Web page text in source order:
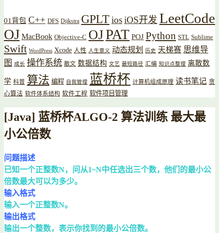
01背包 C++ DFS Dijkstra GPLTiosiOS开发 LeetCode
OJ MacBook Objective-C OJPAT POJ Python STL Sublime
Swift WordPress Xcode 人性 人生意义 动态规划 历史 天梯赛 思维导
图
成长 操作系统 散文 数据结构 文艺 最短路径 汇编 知识点整理 离散数
学 科普 算法 编程 自我管理 蓝桥杯 计算机组成原理 读书笔记 贪
心算法 软件体系结构 软件工程 软件项目管理
[Java] 蓝桥杯ALGO-2 算法训练 最大最
小公倍数
问题描述
已知一个正整数N，问从1~N中任选出三个数，他们的最小公
倍数最大可以为多少。
输入格式
输入一个正整数N。
输出格式
输出一个整数，表示你找到的最小公倍数。